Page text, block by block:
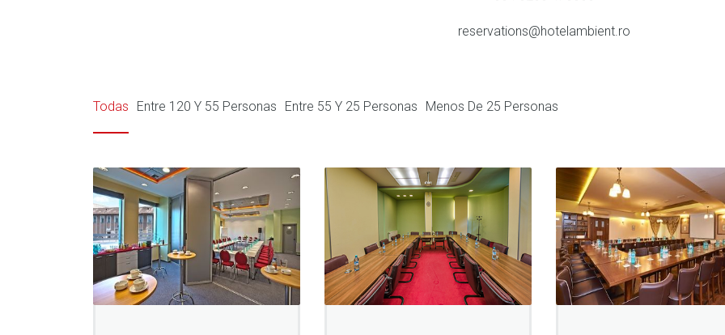
reservations@hotelambient.ro
Todas Entre 120 Y 55 Personas Entre 55 Y 25 Personas Menos De 25 Personas